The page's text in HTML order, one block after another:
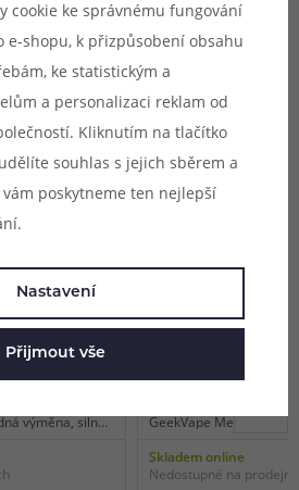
se vám líbit
Mech
výměna, silné
Náhradní kryt pro
GeekVape Mech Pro,
2 ks v balení.
Skladem online
Nedostupné na
cookie ke správnému fungování
e-shopu, k přizpůsobení obsahu
ke statistickým a
a personalizaci reklam od
Kliknutím na tlačítko
souhlas s jejich sběrem a
poskytneme ten nejlepší
Nastavení
Přijmout vše